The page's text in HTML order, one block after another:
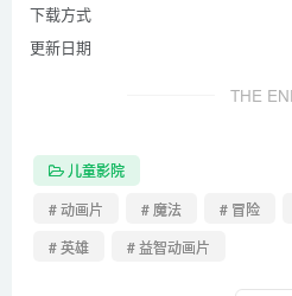
下载方式
更新日期
THE
儿童影院
# 动画片
# 魔法 # 冒险
# 英雄
# 益智动画片